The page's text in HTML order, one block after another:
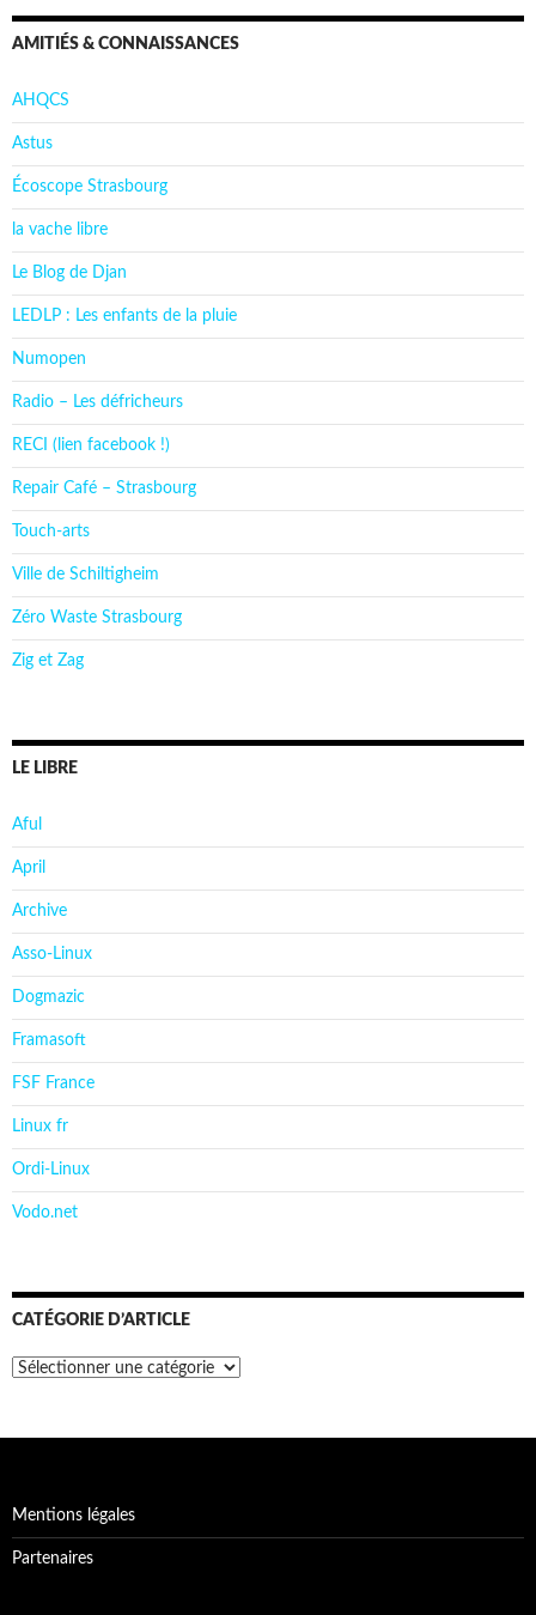
AMITIÉS & CONNAISSANCES
AHQCS
Astus
Écoscope Strasbourg
la vache libre
Le Blog de Djan
LEDLP : Les enfants de la pluie
Numopen
Radio – Les défricheurs
RECI (lien facebook !)
Repair Café – Strasbourg
Touch-arts
Ville de Schiltigheim
Zéro Waste Strasbourg
Zig et Zag
LE LIBRE
Aful
April
Archive
Asso-Linux
Dogmazic
Framasoft
FSF France
Linux fr
Ordi-Linux
Vodo.net
CATÉGORIE D’ARTICLE
Catégorie
Mentions légales
Partenaires